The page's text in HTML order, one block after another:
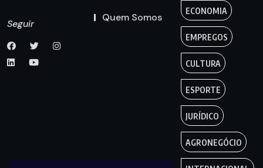
Seguir
Quem Somos
ECONOMIA
EMPREGOS
CULTURA
ESPORTE
JURÍDICO
AGRONEGÓCIO